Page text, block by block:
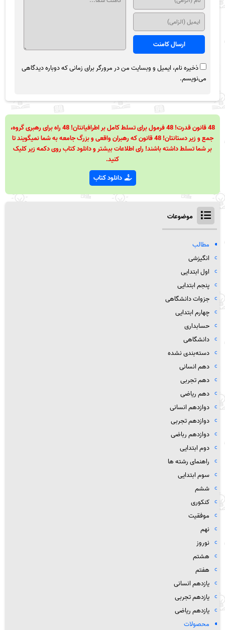
ذخیره نام، ایمیل و وبسایت من در مرورگر برای زمانی که دوباره دیدگاهی
می‌نویسم.
48 قانون قدرت! 48 فرمول برای تسلط کامل بر اطرافیانتان! 48 راه برای رهبری گروه،
جمع و زیر دستانتان! 48 قانون که رهبران واقعی و بزرگ جامعه به شما نمیگویند تا
بر شما تسلط داشته باشند! رای اطلاعات بیشتر و دانلود کتاب روی دکمه زیر کلیک
کنید.
دانلود کتاب
موضوعات
مطالب
انگیزشی
اول ابتدایی
پنجم ابتدایی
جزوات دانشگاهی
چهارم ابتدایی
حسابداری
دانشگاهی
دسته‌بندی نشده
دهم انسانی
دهم تجربی
دهم ریاضی
دوازدهم انسانی
دوازدهم تجربی
دوازدهم رباضی
دوم ابتدایی
راهنمای رشته ها
سوم ابتدایی
ششم
کنکوری
موفقیت
نهم
نوروز
هشتم
هفتم
یازدهم انسانی
یازدهم تجربی
یازدهم ریاضی
محصولات